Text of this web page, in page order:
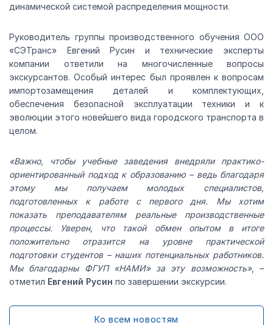
динамической системой распределения мощности.
Руководитель группы производственного обучения ООО
«СЭТранс» Евгений Русин и технические эксперты
компании ответили на многочисленные вопросы
экскурсантов. Особый интерес был проявлен к вопросам
импортозамещения деталей и комплектующих,
обеспечения безопасной эксплуатации техники и к
эволюции этого новейшего вида городского транспорта в
целом.
«Важно, чтобы учебные заведения внедряли практико-
ориентированный подход к образованию – ведь благодаря
этому мы получаем молодых специалистов,
подготовленных к работе с первого дня. Мы хотим
показать преподавателям реальные производственные
процессы. Уверен, что такой обмен опытом в итоге
положительно отразится на уровне практической
подготовки студентов – наших потенциальных работников.
Мы благодарны ФГУП «НАМИ» за эту возможность», –
отметил Евгений Русин по завершении экскурсии.
Ко всем новостям